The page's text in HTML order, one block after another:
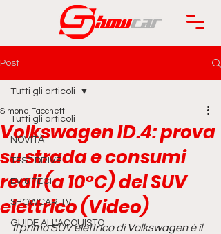
Post
Tutti gli articoli
NOVITÀ
TEST DRIVE
EV & TECH
SHOWCAR TV
GUIDE ALL'ACQUISTO
Tutti gli articoli
Volkswagen ID.4: prova
su strada e consumi
reali (a 10°C) del SUV
elettrico (Video)
Simone Facchetti
Il primo SUV elettrico di Volkswagen è il